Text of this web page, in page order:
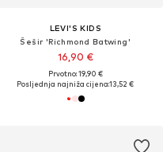
LEVI'S KIDS
Šešir 'Richmond Batwing'
16,90 €
Prvotno: 19,90 €
Posljednja najniža cijena:13,52 €